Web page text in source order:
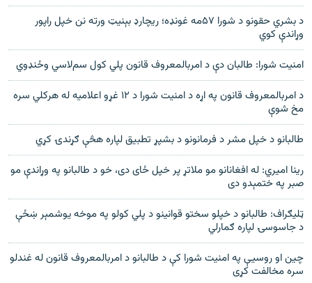
د بشري حقونو د شورا ۵۷مه غونډه؛ ريچارډ بېنيټ ورته نن خپل راپور
وړاندې کوي
امنيت شورا: طالبان دې د امربالمعروف قانون پلي کول سم‌لاسي وځنډوي
د امربالمعروف قانون په اړه د امنیت شورا د ١٢ غړو اعلامیه له هرکلي سره
مخ شوې
طالبانو د خپل مشر د فرمانونو د بشپړ تطبیق لپاره هڅې ګړندۍ کړي
رينا اميري: له افغانانو مو ملاتړ پر خپل ځای دی، خو د طالبانو په وړاندې مو
صبر په ختمېدو دی
ټليګراف: طالبانو د خپلو سختو قوانينو د پلي کولو په موخه يوشمېر ښځې
د جاسوسۍ لپاره ګمارلي
چین او روسیې په امنیت شورا کې د طالبانو د امربالمعروف قانون له غندلو
سره مخالفت کړی